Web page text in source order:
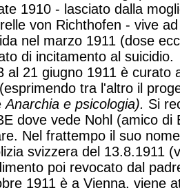
1910 - lasciato dalla
von Richthofen - vive
nel marzo 1911 (dose
di incitamento al suicidio.
al 21 giugno 1911 è curato
tra l'altro il
Anarchia e psicologia). Si
dove vede Nohl (amico
Nel frattempo il suo
svizzera del 13.8.1911
poi revocato dal
1911 è a Vienna, viene